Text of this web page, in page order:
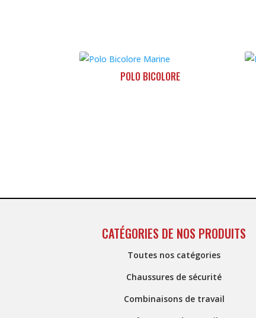
POLO BICOLORE
CATÉGORIES DE NOS PRODUITS
Toutes nos catégories
Chaussures de sécurité
Combinaisons de travail